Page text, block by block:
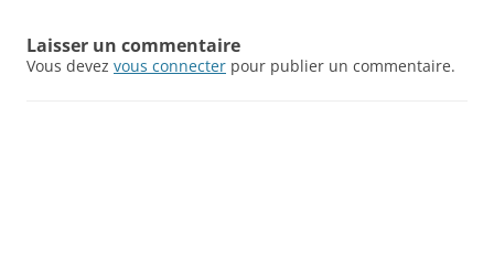
Laisser un commentaire
Vous devez vous connecter pour publier un commentaire.